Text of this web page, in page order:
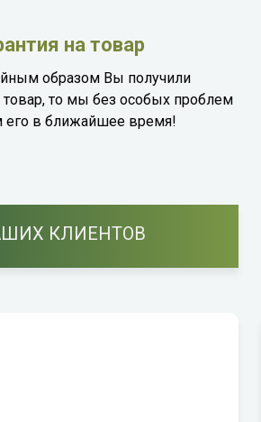
на товар
образом Вы получили
то мы без особых проблем
его в ближайшее время!
КЛИЕНТОВ